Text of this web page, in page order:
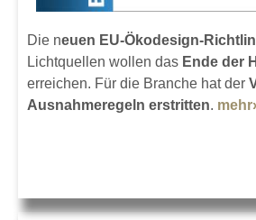
Die neuen EU-Ökodesign-
Lichtquellen wollen das Ende der
erreichen. Für die Branche hat der
Ausnahmeregeln erstritten.